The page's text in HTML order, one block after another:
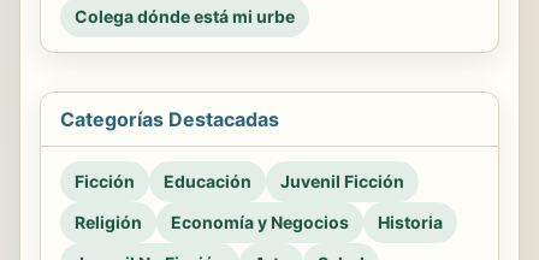
Colega dónde está mi urbe
Categorías Destacadas
Ficción Educación
Juvenil Ficción
Religión
Economía y Negocios
Historia